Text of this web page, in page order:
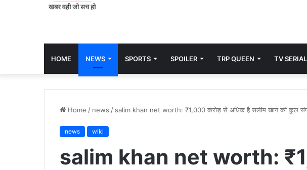
HOME NEWS SPORTS SPOILER TRP QUEEN TV
Home / news / salim khan net worth: ₹1,000 करोड़ से अधिक है सलीम खान की कुल
news wiki
salim khan net worth: